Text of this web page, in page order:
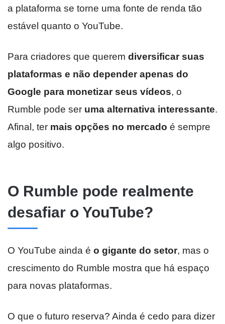
a plataforma se torne uma fonte de renda tão
estável quanto o YouTube.
Para criadores que querem diversificar suas
plataformas e não depender apenas do
Google para monetizar seus vídeos, o
Rumble pode ser uma alternativa interessante.
Afinal, ter mais opções no mercado é sempre
algo positivo.
O Rumble pode realmente
desafiar o YouTube?
O YouTube ainda é o gigante do setor, mas o
crescimento do Rumble mostra que há espaço
para novas plataformas.
O que o futuro reserva? Ainda é cedo para dizer